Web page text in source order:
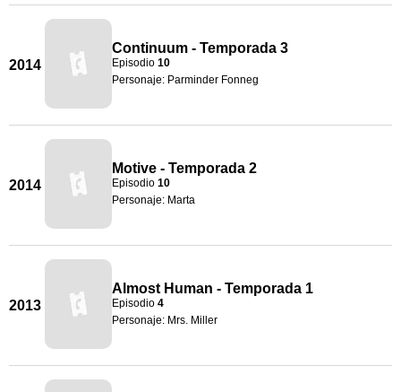
2014
Continuum - Temporada 3
Episodio 10
Personaje: Parminder Fonneg
2014
Motive - Temporada 2
Episodio 10
Personaje: Marta
2013
Almost Human - Temporada 1
Episodio 4
Personaje: Mrs. Miller